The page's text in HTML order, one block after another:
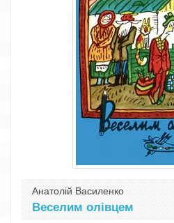
Анатолій Василенко
Веселим олівцем